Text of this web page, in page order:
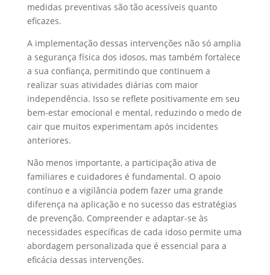
medidas preventivas são tão acessíveis quanto
eficazes.
A implementação dessas intervenções não só amplia
a segurança física dos idosos, mas também fortalece
a sua confiança, permitindo que continuem a
realizar suas atividades diárias com maior
independência. Isso se reflete positivamente em seu
bem-estar emocional e mental, reduzindo o medo de
cair que muitos experimentam após incidentes
anteriores.
Não menos importante, a participação ativa de
familiares e cuidadores é fundamental. O apoio
contínuo e a vigilância podem fazer uma grande
diferença na aplicação e no sucesso das estratégias
de prevenção. Compreender e adaptar-se às
necessidades específicas de cada idoso permite uma
abordagem personalizada que é essencial para a
eficácia dessas intervenções.